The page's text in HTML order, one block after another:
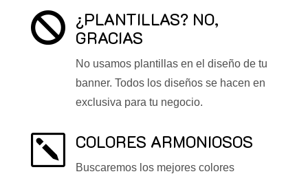
 ¿PLANTILLAS? NO,
GRACIAS
No usamos plantillas en el diseño de tu
banner. Todos los diseños se hacen en
exclusiva para tu negocio.
k COLORES ARMONIOSOS
Buscaremos los mejores colores